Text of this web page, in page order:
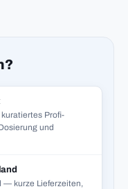
Profi-
und
— kurze Lieferzeiten,